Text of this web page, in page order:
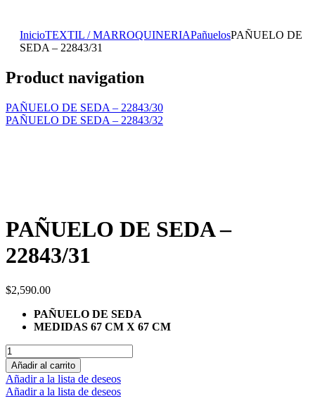
InicioTEXTIL / MARROQUINERIAPañuelosPAÑUELO DE
SEDA – 22843/31
Product navigation
PAÑUELO DE SEDA – 22843/30
PAÑUELO DE SEDA – 22843/32
PAÑUELO DE SEDA –
22843/31
$2,590.00
PAÑUELO DE SEDA
MEDIDAS 67 CM X 67 CM
Añadir al carrito
Añadir a la lista de deseos
Añadir a la lista de deseos